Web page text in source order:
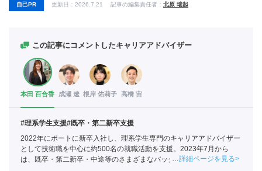
自己PR 更新日： 2026.7.21 記事の編集責任者： 北原 瑞起
この記事にコメントしたキャリアアドバイザー
本田 百合香 成瀬 遼 根岸 佑莉子 高橋 宙
#理系学生支援#既卒・第二新卒支援
2022年にポートに新卒入社し、理系学生専門のキャリアアドバイザー
として技術職を中心に約500名の就職活動を支援。2023年7月から
は、既卒・第二新卒・中途等のさまざまなバックグラウンドを持つ
詳細ページを見る